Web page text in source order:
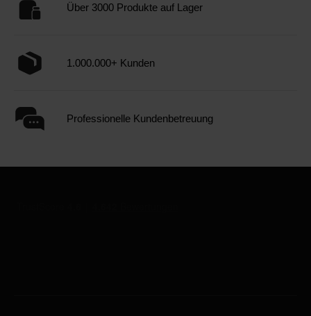
Über 3000 Produkte auf Lager
1.000.000+ Kunden
Professionelle Kundenbetreuung